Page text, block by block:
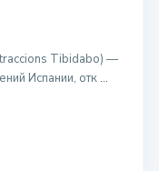
Tibidabo) —
Испании, отк ...